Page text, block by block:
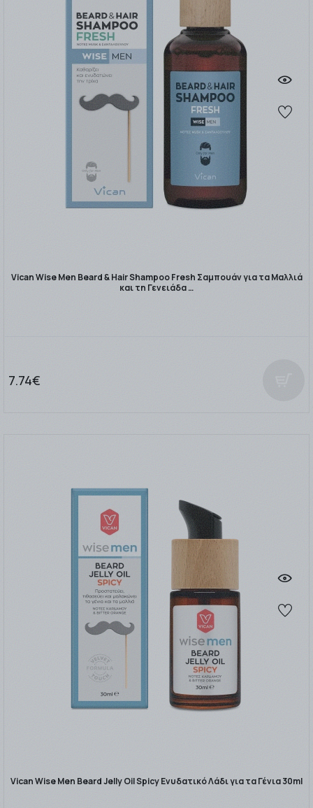
Vican Wise Men Beard & Hair Shampoo Fresh Σαμπουάν για τα Mαλλιά
και τη Γενειάδα …
7.74€
Vican Wise Men Beard Jelly Oil Spicy Ενυδατικό Λάδι για τα Γένια 30ml